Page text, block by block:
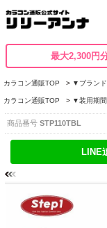
最大2,300円
カラコン通販TOP ▼ブラン
カラコン通販TOP ▼装用期
商品番号 STP110TBL
LINE